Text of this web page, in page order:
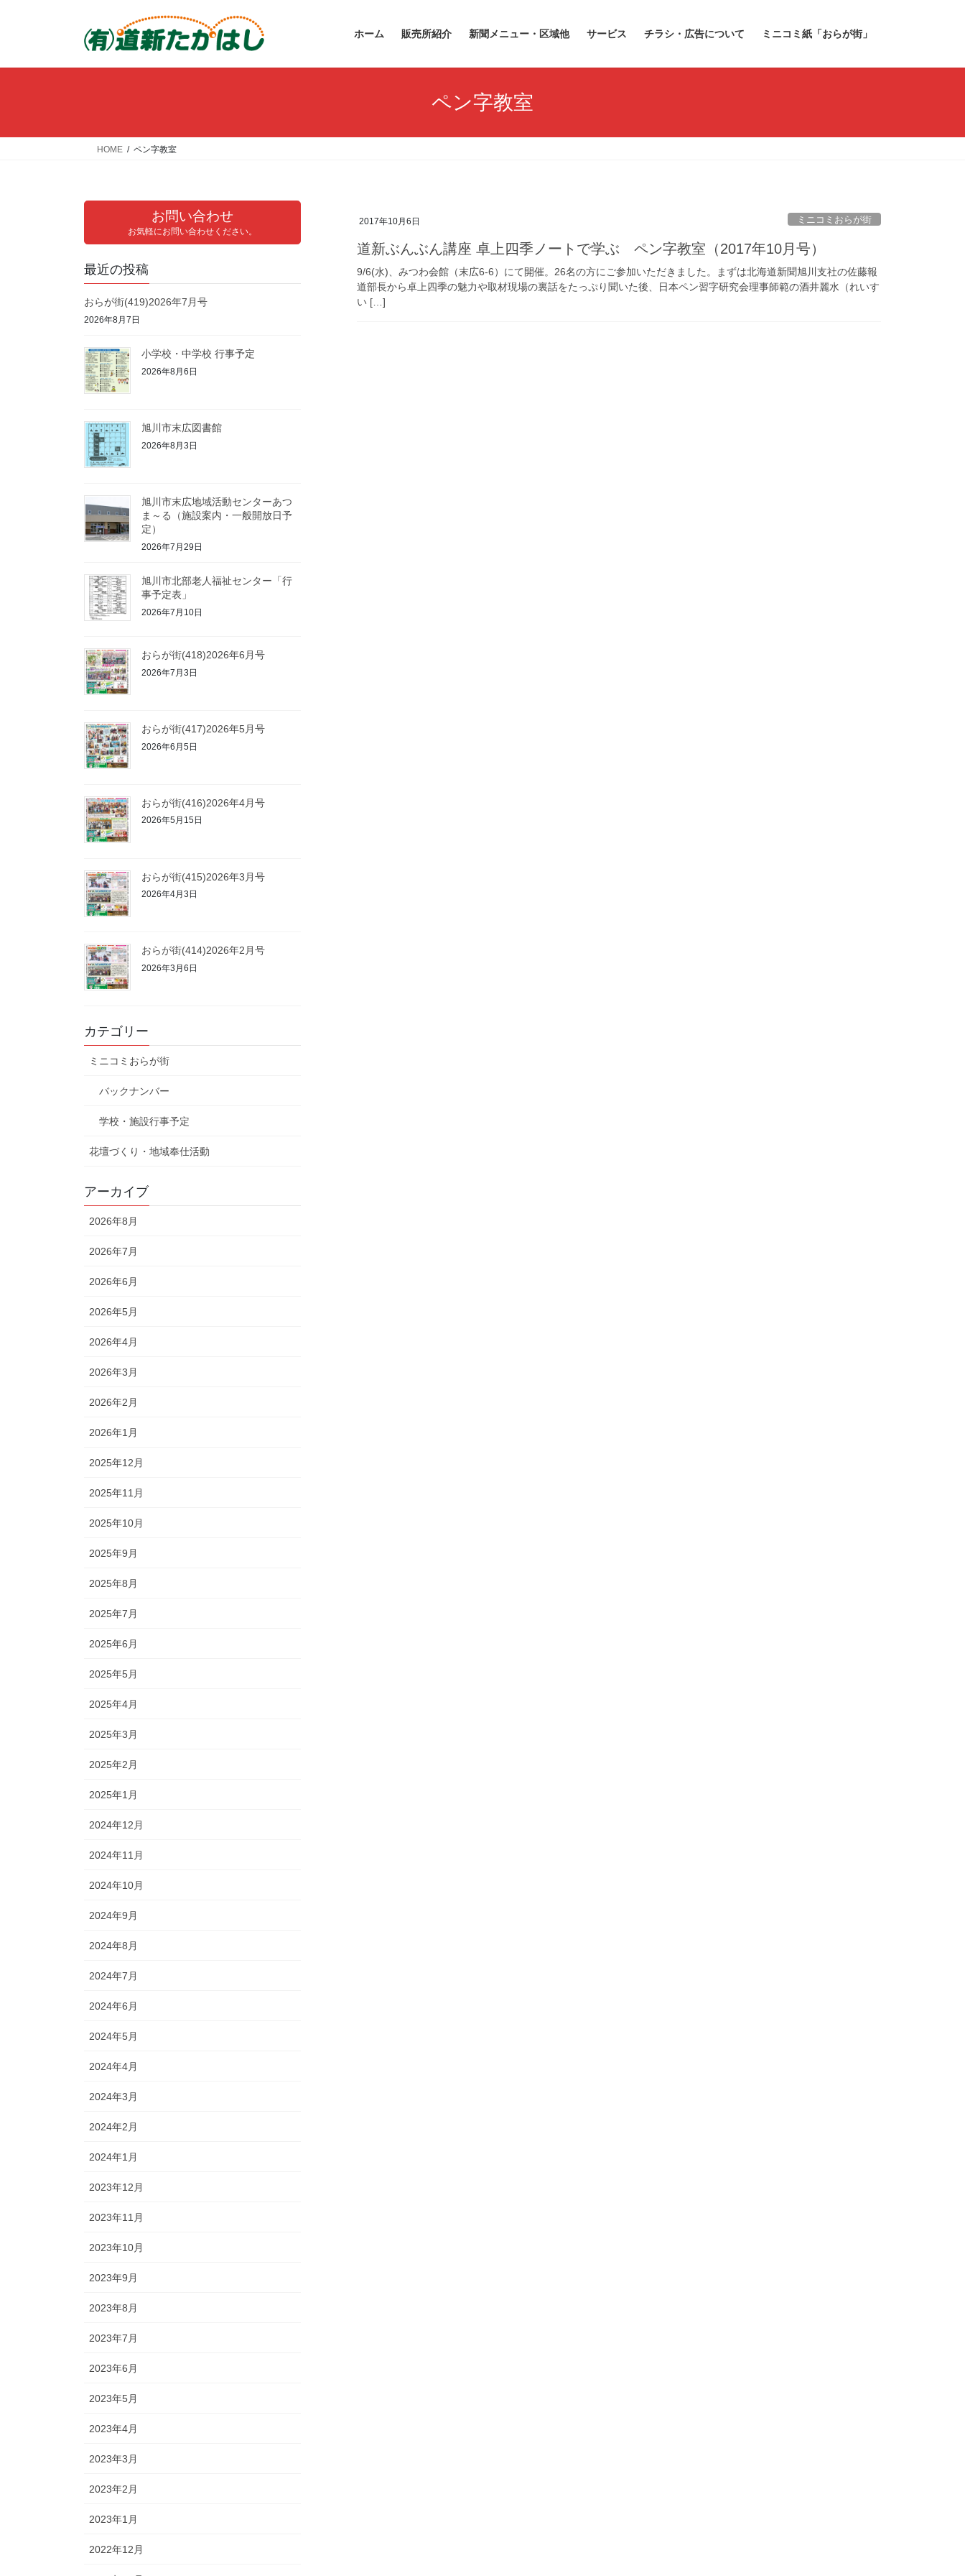
ホーム 販売所紹介 新聞メニュー・区域他 サービス チラシ・広告について ミニコミ紙「おらが街」
ペン字教室
HOME ペン字教室
2017年10月6日 ミニコミおらが街
道新ぶんぶん講座 卓上四季ノートで学ぶ ペン字教室（2017年10月号）
9/6(水)、みつわ会館（末広6-6）にて開催。26名の方にご参加いただきました。まずは北海道新聞旭川支社の佐藤報
道部長から卓上四季の魅力や取材現場の裏話をたっぷり聞いた後、日本ペン習字研究会理事師範の酒井麗水（れいす
い […]
お問い合わせ
お気軽にお問い合わせください。
最近の投稿
おらが街(419)2026年7月号
2026年8月7日
小学校・中学校 行事予定
2026年8月6日
旭川市末広図書館
2026年8月3日
旭川市末広地域活動センターあつ
ま～る（施設案内・一般開放日予
定）
2026年7月29日
旭川市北部老人福祉センター「行
事予定表」
2026年7月10日
おらが街(418)2026年6月号
2026年7月3日
おらが街(417)2026年5月号
2026年6月5日
おらが街(416)2026年4月号
2026年5月15日
おらが街(415)2026年3月号
2026年4月3日
おらが街(414)2026年2月号
2026年3月6日
カテゴリー
ミニコミおらが街
バックナンバー
学校・施設行事予定
花壇づくり・地域奉仕活動
アーカイブ
2026年8月
2026年7月
2026年6月
2026年5月
2026年4月
2026年3月
2026年2月
2026年1月
2025年12月
2025年11月
2025年10月
2025年9月
2025年8月
2025年7月
2025年6月
2025年5月
2025年4月
2025年3月
2025年2月
2025年1月
2024年12月
2024年11月
2024年10月
2024年9月
2024年8月
2024年7月
2024年6月
2024年5月
2024年4月
2024年3月
2024年2月
2024年1月
2023年12月
2023年11月
2023年10月
2023年9月
2023年8月
2023年7月
2023年6月
2023年5月
2023年4月
2023年3月
2023年2月
2023年1月
2022年12月